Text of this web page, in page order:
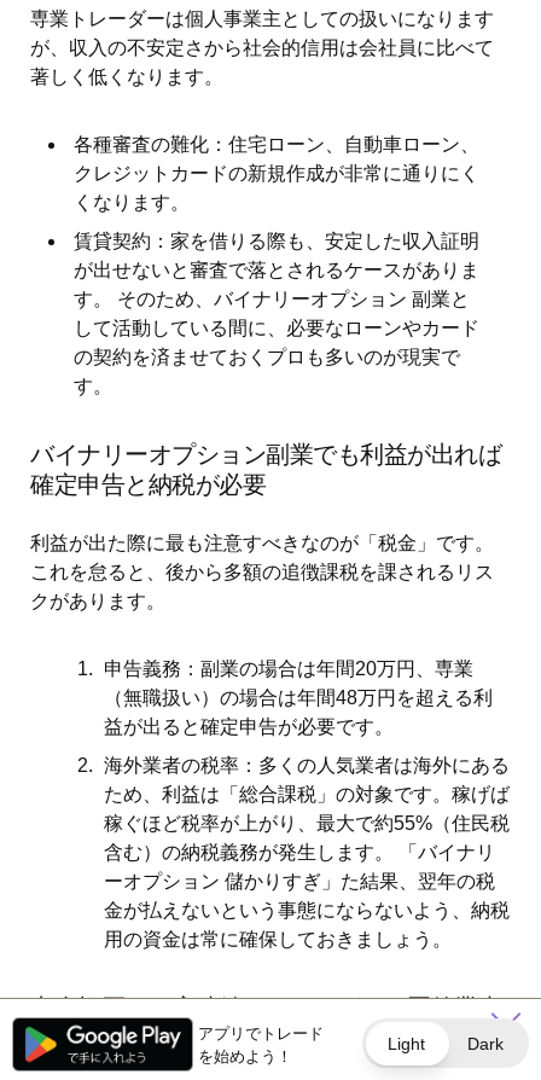
専業トレーダーは個人事業主としての扱いになります
が、収入の不安定さから社会的信用は会社員に比べて
著しく低くなります。
各種審査の難化：住宅ローン、自動車ローン、
クレジットカードの新規作成が非常に通りにく
くなります。
賃貸契約：家を借りる際も、安定した収入証明
が出せないと審査で落とされるケースがありま
す。 そのため、バイナリーオプション 副業と
して活動している間に、必要なローンやカード
の契約を済ませておくプロも多いのが現実で
す。
バイナリーオプション副業でも利益が出れば
確定申告と納税が必要
利益が出た際に最も注意すべきなのが「税金」です。
これを怠ると、後から多額の追徴課税を課されるリス
クがあります。
申告義務：副業の場合は年間20万円、専業
（無職扱い）の場合は年間48万円を超える利
益が出ると確定申告が必要です。
海外業者の税率：多くの人気業者は海外にある
ため、利益は「総合課税」の対象です。稼げば
稼ぐほど税率が上がり、最大で約55%（住民税
含む）の納税義務が発生します。 「バイナリ
ーオプション 儲かりすぎ」た結果、翌年の税
金が払えないという事態にならないよう、納税
用の資金は常に確保しておきましょう。
出金拒否や口座凍結のリスクがある悪徳業者
を避ける
アプリでトレード
を始めよう！
Light Dark